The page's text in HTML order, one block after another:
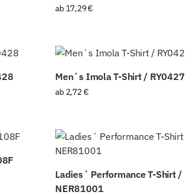
ab 17,29€
Men´s Imola T-Shirt / RY0427
ab 2,72€
Ladies´ Performance T-Shirt /
NER81001